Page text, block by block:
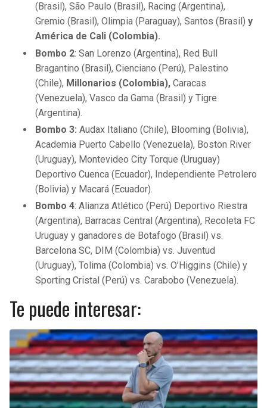
(Brasil), São Paulo (Brasil), Racing (Argentina),
Gremio (Brasil), Olimpia (Paraguay), Santos (Brasil)y
América de Cali (Colombia).
Bombo 2: San Lorenzo (Argentina), Red Bull
Bragantino (Brasil), Cienciano (Perú), Palestino
(Chile), Millonarios (Colombia), Caracas
(Venezuela), Vasco da Gama (Brasil) y Tigre
(Argentina).
Bombo 3: Audax Italiano (Chile), Blooming (Bolivia),
Academia Puerto Cabello (Venezuela), Boston River
(Uruguay), Montevideo City Torque (Uruguay)
Deportivo Cuenca (Ecuador), Independiente Petrolero
(Bolivia) y Macará (Ecuador).
Bombo 4: Alianza Atlético (Perú) Deportivo Riestra
(Argentina), Barracas Central (Argentina), Recoleta FC
Uruguay y ganadores de Botafogo (Brasil) vs.
Barcelona SC, DIM (Colombia) vs. Juventud
(Uruguay), Tolima (Colombia) vs. O’Higgins (Chile) y
Sporting Cristal (Perú) vs. Carabobo (Venezuela).
Te puede interesar: